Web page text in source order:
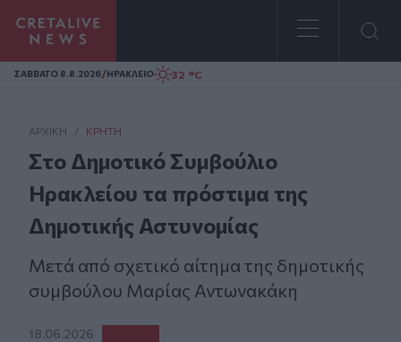
Homepage
ΣAΒΒΑΤΟ 8.8.2026/ΗΡΑΚΛΕΙΟ 32 °C
ΑΡΧΙΚΗ / ΚΡΉΤΗ
Στο Δημοτικό Συμβούλιο
Ηρακλείου τα πρόστιμα της
Δημοτικής Αστυνομίας
Μετά από σχετικό αίτημα της δημοτικής
συμβούλου Μαρίας Αντωνακάκη
18.06.2026